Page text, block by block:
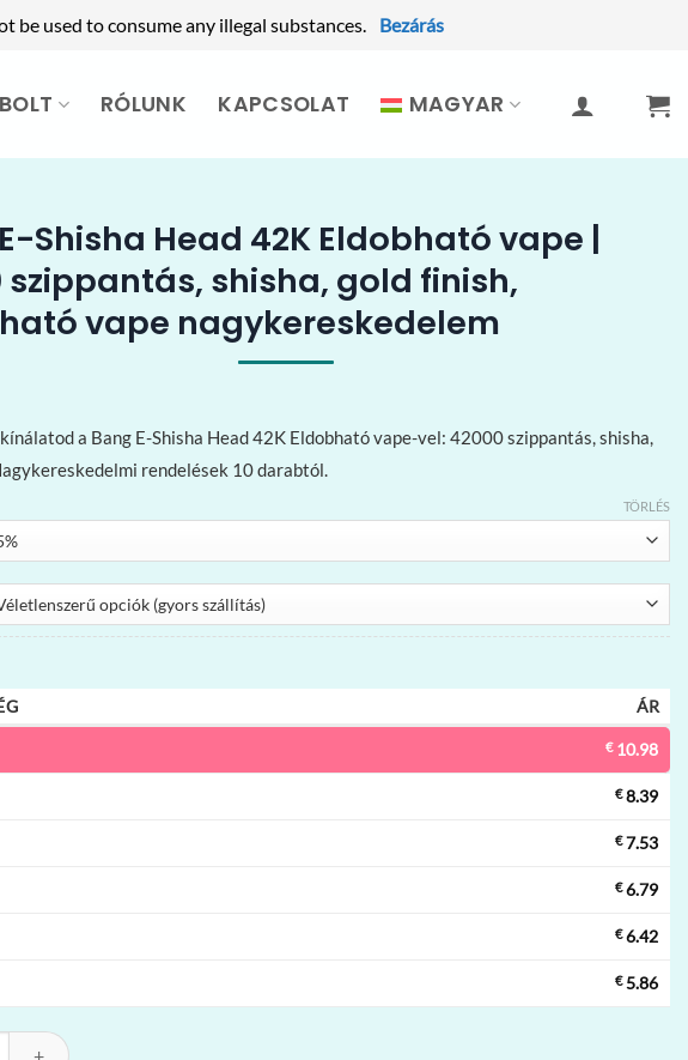
be used to consume any illegal substances.
Bezárás
BOLT RÓLUNK KAPCSOLAT MAGYAR
Shisha Head 42K Eldobható vape |
szippantás, shisha, gold finish,
vape nagykereskedelem
a Bang E-Shisha Head 42K Eldobható vape-vel: 42000 szippantás, shisha,
rendelések 10 darabtól.
TÖRLÉS
ÁR
€10.98
€8.39
€7.53
€6.79
€6.42
€5.86
Head 42K Eldobható vape | 42000 szippantás, shisha, gold finish, eldobható vape